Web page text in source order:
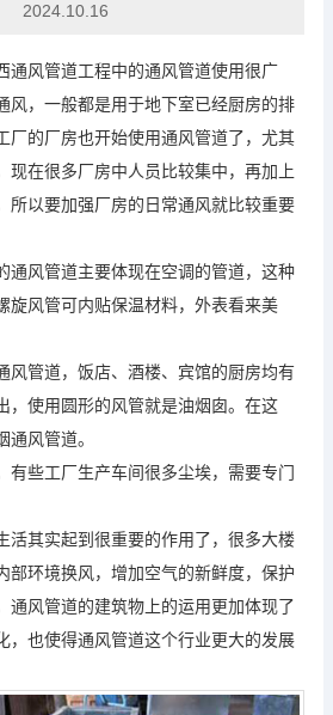
2024.10.16
通风管道工程中的通风管道使用很广
风，一般都是用于地下室已经厨房的排
厂的厂房也开始使用通风管道了，尤其
现在很多厂房中人员比较集中，再加上
所以要加强厂房的日常通风就比较重要
通风管道主要体现在空调的管道，这种
旋风管可内贴保温材料，外表看来美
风管道，饭店、酒楼、宾馆的厨房均有
，使用圆形的风管就是油烟囱。在这
风管道。
有些工厂生产车间很多尘埃，需要专门
活其实起到很重要的作用了，很多大楼
部环境换风，增加空气的新鲜度，保护
通风管道的建筑物上的运用更加体现了
，也使得通风管道这个行业更大的发展